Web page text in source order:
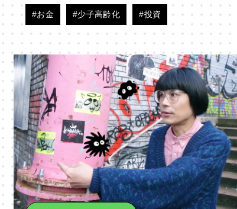
ティング #マイノリティ #マルチバース
#ものづくり #ゆるさ #ゆる言語学ラジオ
#不合理 #不死 #世代間ギャップ #中動態
済 #人類学 #仏教 #仕事 #他者との関係
#倫理 #働き方 #働く #共生 #分断 #効率
#哲学対話 #囚人のジレンマ #図 #国家
#お金 #少子高齢化 #投資